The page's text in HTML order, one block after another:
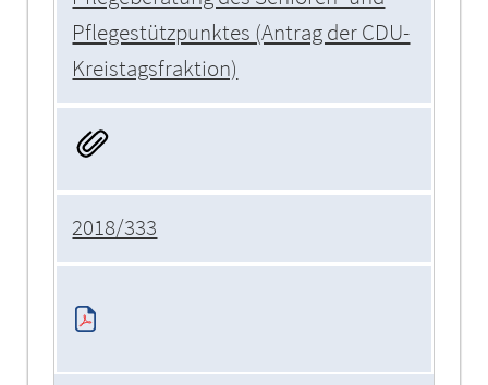
Pflegestützpunktes (Antrag der CDU-
Kreistagsfraktion)
2018/333